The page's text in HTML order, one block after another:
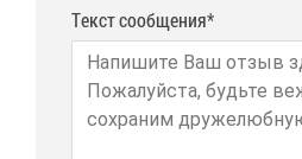
Текст сообщения*